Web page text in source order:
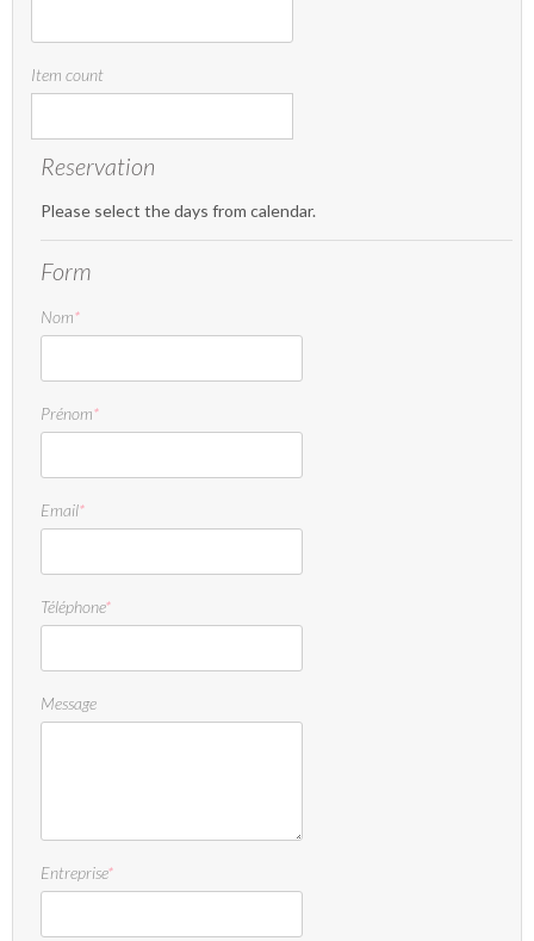
Item count
Reservation
Please select the days from calendar.
Form
Nom*
Prénom*
Email*
Téléphone*
Message
Entreprise*